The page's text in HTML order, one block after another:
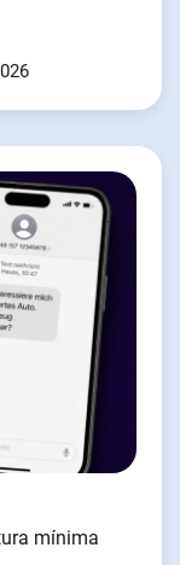
mínima